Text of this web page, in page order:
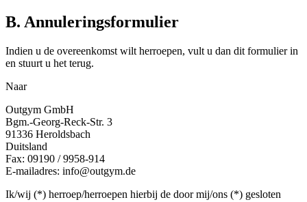
B. Annuleringsformulier
Indien u de overeenkomst wilt herroepen, vult u dan dit formulier in
en stuurt u het terug.
Naar
Outgym GmbH
Bgm.-Georg-Reck-Str. 3
91336 Heroldsbach
Duitsland
Fax: 09190 / 9958-914
E-mailadres: info@outgym.de
Ik/wij (*) herroep/herroepen hierbij de door mij/ons (*) gesloten